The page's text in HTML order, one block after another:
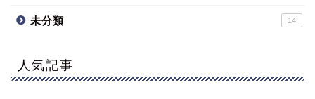
未分類 14
人気記事